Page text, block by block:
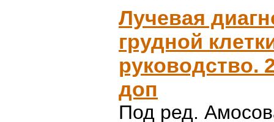
Лучевая
грудной
руководство.
доп
Под ред.